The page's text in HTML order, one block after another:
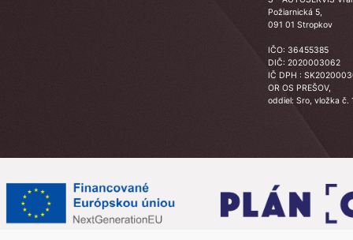
Požiarnická 5,
091 01 Stropkov
IČO: 36455385
DIČ: 2020003062
IČ DPH :
OR OS PREŠOV,
oddiel: Sro, vložka č.